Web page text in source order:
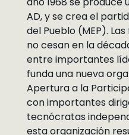
AD, y se crea el
del Pueblo (MEP).
no cesan en la
entre importantes
funda una nueva
Apertura a la
con importantes
tecnócratas
esta organización